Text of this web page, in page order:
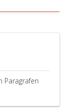
Paragrafen